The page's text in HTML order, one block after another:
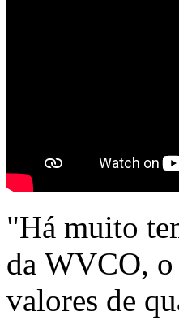
"Há muito
da WVCO,
valores de